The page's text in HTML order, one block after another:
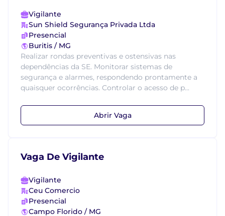
Vigilante
Sun Shield Segurança Privada Ltda
Presencial
Buritis / MG
Realizar rondas preventivas e ostensivas nas
dependências da SE. Monitorar sistemas de
segurança e alarmes, respondendo prontamente a
quaisquer ocorrências. Controlar o acesso de p...
Abrir Vaga
Vaga De Vigilante
Vigilante
Ceu Comercio
Presencial
Campo Florido / MG